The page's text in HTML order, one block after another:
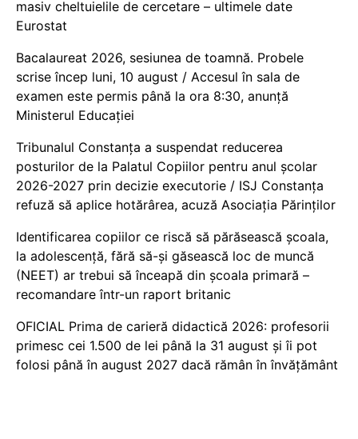
masiv cheltuielile de cercetare – ultimele date
Eurostat
Bacalaureat 2026, sesiunea de toamnă. Probele
scrise încep luni, 10 august / Accesul în sala de
examen este permis până la ora 8:30, anunță
Ministerul Educației
Tribunalul Constanța a suspendat reducerea
posturilor de la Palatul Copiilor pentru anul școlar
2026-2027 prin decizie executorie / ISJ Constanța
refuză să aplice hotărârea, acuză Asociația Părinților
Identificarea copiilor ce riscă să părăsească școala,
la adolescență, fără să-și găsească loc de muncă
(NEET) ar trebui să înceapă din școala primară –
recomandare într-un raport britanic
OFICIAL Prima de carieră didactică 2026: profesorii
primesc cei 1.500 de lei până la 31 august și îi pot
folosi până în august 2027 dacă rămân în învățământ